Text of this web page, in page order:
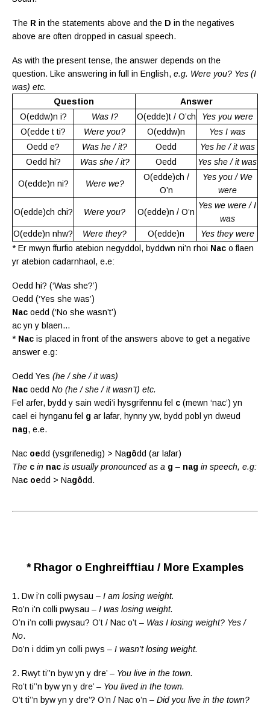
The R in the statements above and the D in the negatives
above are often dropped in casual speech.
As with the present tense, the answer depends on the
question. Like answering in full in English, e.g. Were you? Yes (I
was) etc.
Question
Answer
O(eddw)n i?
Was I? O(edde)t / O’ch
Yes you were
O(edde t ti?
Were you? O(eddw)n
Yes I was
Oedd e?
Was he / it? Oedd
Yes he / it was
Oedd hi?
Was she / it? Oedd Yes she / it was
O(edde)n ni? Were we?
O(edde)ch /
O’n
Yes you / We
were
O(edde)ch chi? Were you? O(edde)n / O’n
Yes we were / I
was
O(edde)n nhw?
Were they? O(edde)n
Yes they were
* Er mwyn ffurfio atebion negyddol, byddwn ni’n rhoi Nac o flaen
yr atebion cadarnhaol, e.e:
Oedd hi? (‘Was she?’)
Oedd (‘Yes she was’)
Nac oedd (‘No she wasn’t’)
ac yn y blaen…
* Nac is placed in front of the answers above to get a negative
answer e.g:
Oedd Yes (he / she / it was)
Nac oedd No (he / she / it wasn’t) etc.
Fel arfer, bydd y sain wedi’i hysgrifennu fel c (mewn ‘nac’) yn
cael ei hynganu fel g ar lafar, hynny yw, bydd pobl yn dweud
nag, e.e.
Nac oedd (ysgrifenedig) > Nagôdd (ar lafar)
The c in nac is usually pronounced as a g – nag in speech, e.g:
Nac oedd > Nagôdd.
* Rhagor o Enghreifftiau / More Examples
1. Dw i’n colli pwysau – I am losing weight.
Ro’n i’n colli pwysau – I was losing weight.
O’n i’n colli pwysau? O’t / Nac o’t – Was I losing weight? Yes /
No.
Do’n i ddim yn colli pwys – I wasn’t losing weight.
2. Rwyt ti’’n byw yn y dre’ – You live in the town.
Ro’t ti’’n byw yn y dre’ – You lived in the town.
O’t ti’’n byw yn y dre’? O’n / Nac o’n – Did you live in the town?